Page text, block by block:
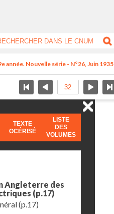
année. Nouvelle série - N°26, Juin 1935
TEXTE
OCÉRISÉ
LISTE
DES
VOLUMES
Angleterre des
(p.17)
(p.17)